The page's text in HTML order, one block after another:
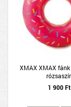
XMAX XMAX fánk
1 900 Ft